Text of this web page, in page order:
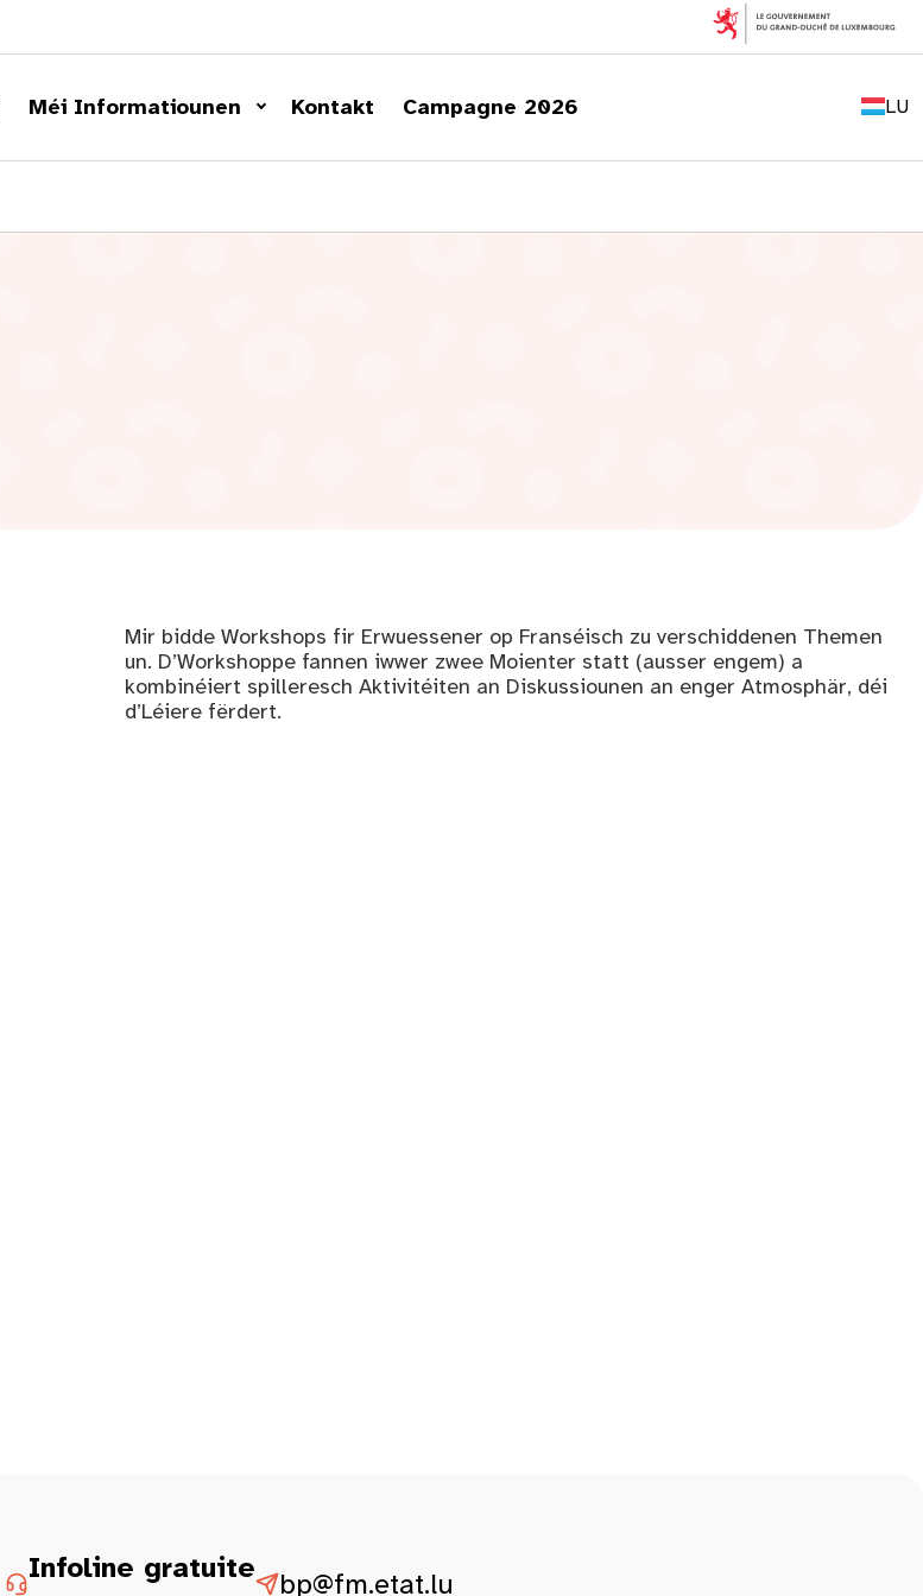
Méi Informatiounen Kontakt Campagne 2026 LU
FR
DE
Mir bidde Workshops fir Erwuessener op Franséisch zu verschiddenen Themen
un. D’Workshoppe fannen iwwer zwee Moienter statt (ausser engem) a
kombinéiert spilleresch Aktivitéiten an Diskussiounen an enger Atmosphär, déi
d’Léiere fërdert.
Infoline gratuite
bp@fm.etat.lu